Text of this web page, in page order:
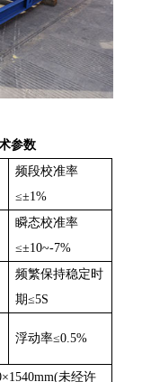
参数
频段校准率
≤±1%
瞬态校准率
≤±10~-7%
频繁保持稳定时
期≤5S
浮动率≤0.5%
未经许